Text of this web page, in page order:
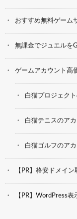
おすすめ無料ゲーム
無課金でジュエルを
ゲームアカウント高
白猫プロジェク
白猫テニスのア
白猫ゴルフのア
【PR】格安ドメイ
【PR】WordPress